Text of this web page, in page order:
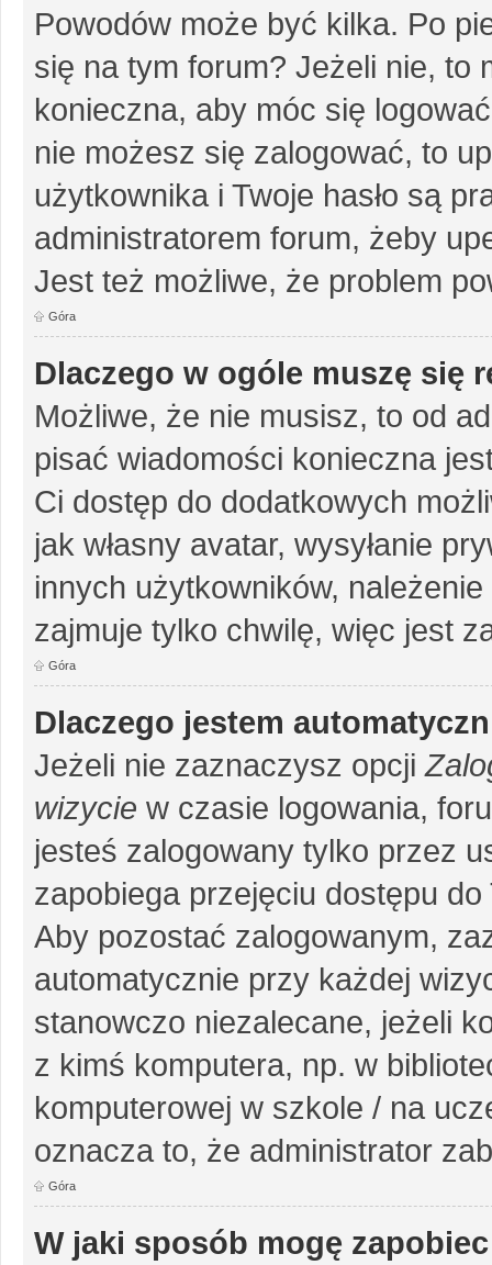
Powodów może być kilka. Po
się na tym forum? Jeżeli nie, to
konieczna, aby móc się
nie możesz się zalogować, to
użytkownika i Twoje hasło są
administratorem forum, żeby
Jest też możliwe, że problem
Góra
Dlaczego w ogóle muszę się
Możliwe, że nie musisz, to od
pisać wiadomości konieczna
Ci dostęp do dodatkowych
jak własny avatar, wysyłanie
innych użytkowników,
zajmuje tylko chwilę, więc jest
Góra
Dlaczego jestem
Jeżeli nie zaznaczysz opcji
wizycie w czasie logowania,
jesteś zalogowany tylko przez
zapobiega przejęciu dostępu
Aby pozostać zalogowanym,
automatycznie przy każdej
stanowczo niezalecane, jeżeli
z kimś komputera, np. w
komputerowej w szkole / na
oznacza to, że administrator
Góra
W jaki sposób mogę